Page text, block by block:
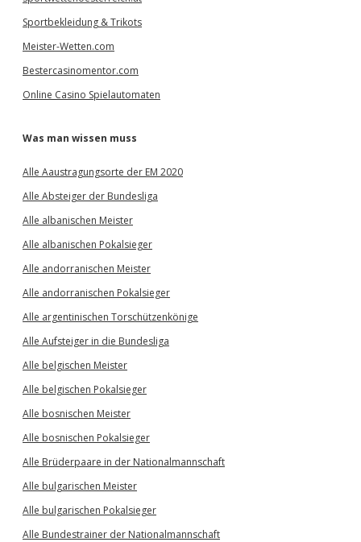
Sportbekleidung & Trikots
Meister-Wetten.com
Bestercasinomentor.com
Online Casino Spielautomaten
Was man wissen muss
Alle Aaustragungsorte der EM 2020
Alle Absteiger der Bundesliga
Alle albanischen Meister
Alle albanischen Pokalsieger
Alle andorranischen Meister
Alle andorranischen Pokalsieger
Alle argentinischen Torschützenkönige
Alle Aufsteiger in die Bundesliga
Alle belgischen Meister
Alle belgischen Pokalsieger
Alle bosnischen Meister
Alle bosnischen Pokalsieger
Alle Brüderpaare in der Nationalmannschaft
Alle bulgarischen Meister
Alle bulgarischen Pokalsieger
Alle Bundestrainer der Nationalmannschaft